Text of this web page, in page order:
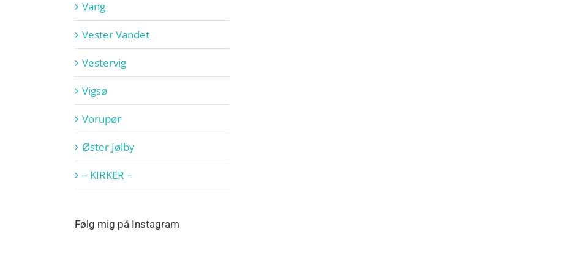
Vang
Vester Vandet
Vestervig
Vigsø
Vorupør
Øster Jølby
– KIRKER –
Følg mig på Instagram